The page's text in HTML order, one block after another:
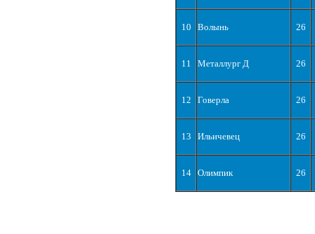
10 Волынь 26
11 Металлург Д 26
12 Говерла 26
13 Ильичевец 26
14 Олимпик 26